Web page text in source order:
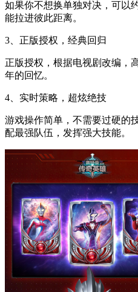
如果你不想换单独对决，可以
能拉进彼此距离。
3、正版授权，经典回归
正版授权，根据电视剧改编，
年的回忆。
4、实时策略，超炫绝技
游戏操作简单，不需要过硬的
配最强队伍，发挥强大技能。